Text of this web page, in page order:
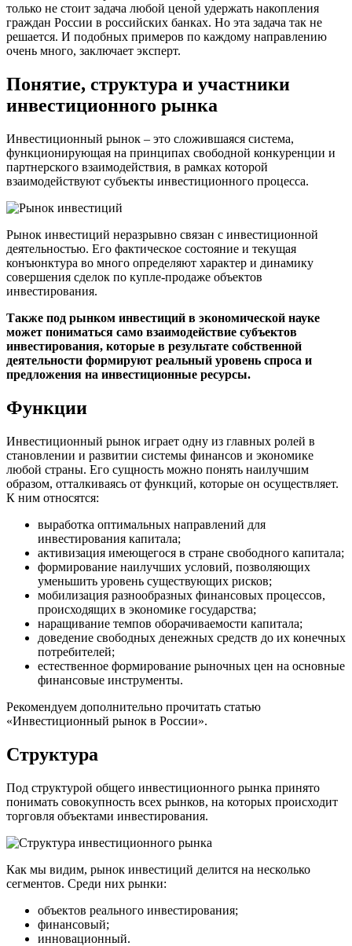
только не стоит задача любой ценой удержать накопления
граждан России в российских банках. Но эта задача так не
решается. И подобных примеров по каждому направлению
очень много, заключает эксперт.
Понятие, структура и участники
инвестиционного рынка
Инвестиционный рынок – это сложившаяся система,
функционирующая на принципах свободной конкуренции и
партнерского взаимодействия, в рамках которой
взаимодействуют субъекты инвестиционного процесса.
Рынок инвестиций неразрывно связан с инвестиционной
деятельностью. Его фактическое состояние и текущая
конъюнктура во много определяют характер и динамику
совершения сделок по купле-продаже объектов
инвестирования.
Также под рынком инвестиций в экономической науке
может пониматься само взаимодействие субъектов
инвестирования, которые в результате собственной
деятельности формируют реальный уровень спроса и
предложения на инвестиционные ресурсы.
Функции
Инвестиционный рынок играет одну из главных ролей в
становлении и развитии системы финансов и экономике
любой страны. Его сущность можно понять наилучшим
образом, отталкиваясь от функций, которые он осуществляет.
К ним относятся:
выработка оптимальных направлений для
инвестирования капитала;
активизация имеющегося в стране свободного капитала;
формирование наилучших условий, позволяющих
уменьшить уровень существующих рисков;
мобилизация разнообразных финансовых процессов,
происходящих в экономике государства;
наращивание темпов оборачиваемости капитала;
доведение свободных денежных средств до их конечных
потребителей;
естественное формирование рыночных цен на основные
финансовые инструменты.
Рекомендуем дополнительно прочитать статью
«Инвестиционный рынок в России».
Структура
Под структурой общего инвестиционного рынка принято
понимать совокупность всех рынков, на которых происходит
торговля объектами инвестирования.
Как мы видим, рынок инвестиций делится на несколько
сегментов. Среди них рынки:
объектов реального инвестирования;
финансовый;
инновационный.